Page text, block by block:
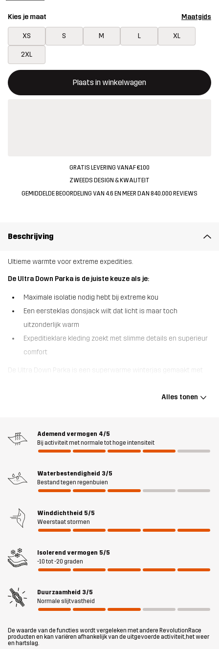
Kies je maat Maatgids
XS S M L XL
2XL
Plaats in winkelwagen
Deze knop opent een modal met de bevestiging van een
{{size}} niet beschikbaar
GRATIS LEVERING VANAF €100
ZWEEDS DESIGN & KWALITEIT
GEMIDDELDE BEOORDELING VAN 4.6 EN MEER DAN 840.000 REVIEWS
Beschrijving
Ultieme warmte voor extreme expedities.
De Ultra Down Parka is de juiste keuze als je:
Maximale isolatie nodig hebt bij extreme kou
Een eersteklas donsjack wilt dat licht is maar toch
uitzonderlijk warm
Expeditieklare kleding zoekt met slimme details en superieur
comfort
De Ultra Down Parka is een superwarme winterjas gemaakt met
overal consistente isolatie levert, om je zelfs in een ruw
verstelbare capuchon die geschikt is voor helmen en een
elastische zoom voor een goede pasvorm. Alle ritsen zijn van
tweewegrits aan de voorkant met beschermende sluiting. Als je
de parka niet gebruikt, kun je hem opbergen in de meegeleverde
Ondanks zijn indrukwekkende warmte blijft de Ultra Down Parka
licht en veelzijdig. Ontworpen als overlayer voor over je
shellsysteem in extreme Alpenkou, maar veelzijdig genoeg om als
enige jas te fungeren als de omstandigheden het toelaten.
Het model is 186 cm en draagt L
Pasvorm REGULAR
Materiál 2
Alles tonen
Ademend vermogen 4/5
Bij activiteit met normale tot hoge intensiteit
Waterbestendigheid 3/5
Bestand tegen regenbuien
Winddichtheid 5/5
Weerstaat stormen
Isolerend vermogen 5/5
-10 tot -20 graden
Duurzaamheid 3/5
Normale slijtvastheid
De waarde van de functies wordt vergeleken met andere RevolutionRace
producten en kan variëren afhankelijk van de uitgevoerde activiteit, het weer
en hartslag.